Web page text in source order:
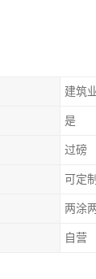
建筑
是
过磅
可定制
两涂
自营